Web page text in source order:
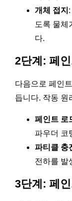
개체 접지
도록 물체
다.
2단계: 페인
다음으로 페인
듭니다. 작동 원
페인트 로
파우더 코
파티클 충
전하를 발
3단계: 페인